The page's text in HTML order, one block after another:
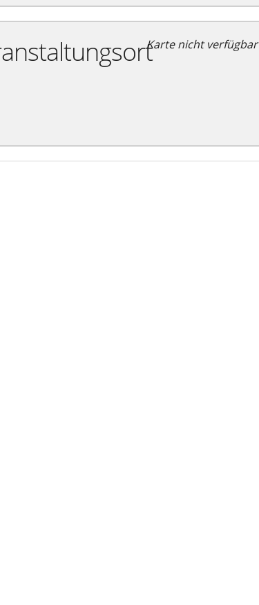
Karte nicht verfügbar